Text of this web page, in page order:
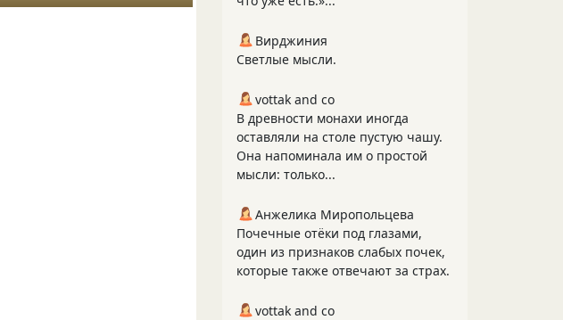
Вирджиния
Светлые мысли.
vottak and co
В древности монахи иногда
оставляли на столе пустую чашу.
Она напоминала им о простой
мысли: только...
Анжелика Миропольцева
Почечные отёки под глазами,
один из признаков слабых почек,
которые также отвечают за страх.
vottak and co